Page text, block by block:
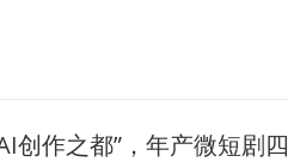
创作之都”，年产微短剧四